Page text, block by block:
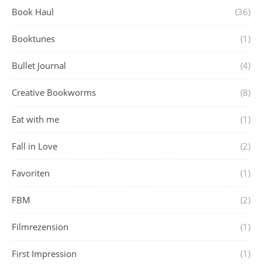
Book Haul (36)
Booktunes (1)
Bullet Journal (4)
Creative Bookworms (8)
Eat with me (1)
Fall in Love (2)
Favoriten (1)
FBM (2)
Filmrezension (1)
First Impression (1)